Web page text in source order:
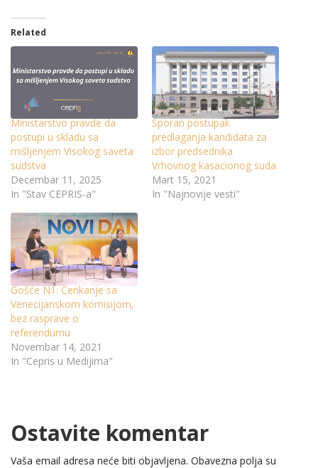
Related
Ministarstvo pravde da
postupi u skladu sa
mišljenjem Visokog saveta
sudstva
Decembar 11, 2025
In "Stav CEPRIS-a"
Sporan postupak
predlaganja kandidata za
izbor predsednika
Vrhovnog kasacionog suda
Mart 15, 2021
In "Najnovije vesti"
Gošće N1: Cenkanje sa
Venecijanskom komisijom,
bez rasprave o
referendumu
Novembar 14, 2021
In "Cepris u Medijima"
Ostavite komentar
Vaša email adresa neće biti objavljena. Obavezna polja su